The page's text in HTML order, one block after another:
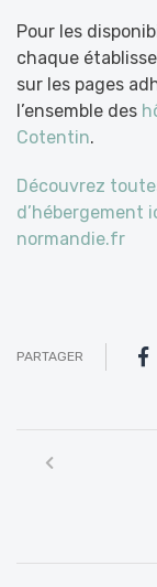
Pour les
chaque
sur les pages
l’ensemble des
Cotentin.
Découvrez
normandie.fr
PARTAGER
entre